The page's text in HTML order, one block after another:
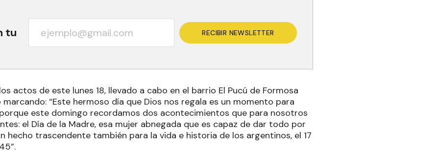
tu RECIBIR NEWSLETTER
actos de este lunes 18, llevado a cabo en el barrio El Pucú de Formosa
“Este hermoso día que Dios nos regala es un momento para
este domingo recordamos dos acontecimientos que para nosotros
el Día de la Madre, esa mujer abnegada que es capaz de dar todo por
hecho trascendente también para la vida e historia de los argentinos, el 17